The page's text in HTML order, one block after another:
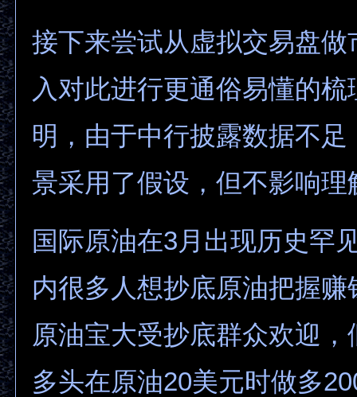
接下来尝试从虚拟交易盘做
入对此进行更通俗易懂的
明，由于中行披露数据不足
景采用了假设，但不影响理
国际原油在3月出现历史罕
内很多人想抄底原油把握赚
原油宝大受抄底群众欢迎
多头在原油20美元时做多